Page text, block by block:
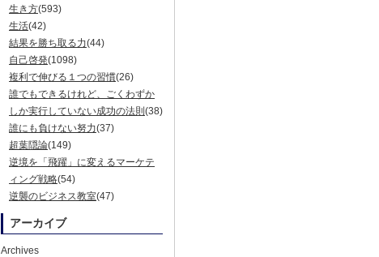
生き方(593)
生活(42)
結果を勝ち取る力(44)
自己啓発(1098)
複利で伸びる１つの習慣(26)
誰でもできるけれど、ごくわずか
しか実行していない成功の法則 (38)
誰にも負けない努力(37)
超葉隠論(149)
逆境を「飛躍」に変えるマーケテ
ィング戦略(54)
逆襲のビジネス教室(47)
アーカイブ
Archives